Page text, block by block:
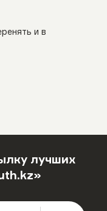
и в
лучших